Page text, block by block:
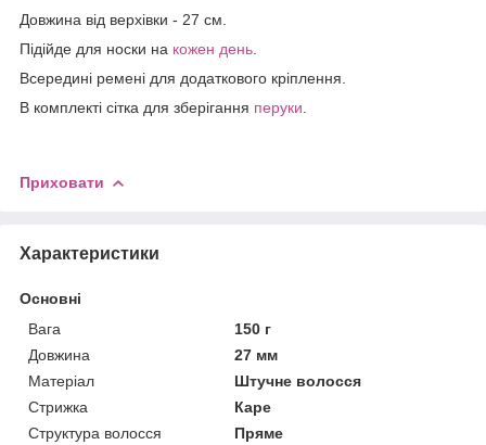
Довжина від верхівки - 27 см.
Підійде для носки на кожен день
Всередині ремені для додаткового кріплення.
В комплекті сітка для зберігання перуки
Приховати
Характеристики
Основні
Вага
150 г
Довжина
27 мм
Матеріал
Штучне волосся
Стрижка
Каре
Структура волосся
Пряме